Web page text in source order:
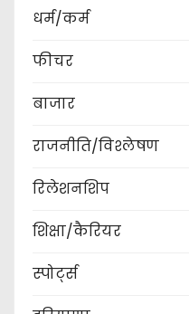
धर्म/कर्म
फीचर
बाजार
राजनीति/विश्लेषण
रिलेशनशिप
शिक्षा/कैरियर
स्पोर्ट्स